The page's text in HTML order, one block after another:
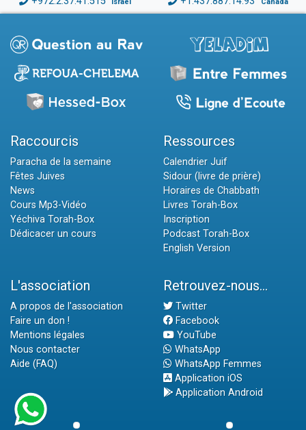
Israël Canada
Raccourcis
Paracha de la semaine
Fêtes Juives
News
Cours Mp3-Vidéo
Yéchiva Torah-Box
Dédicacer un cours
Ressources
Calendrier Juif
Sidour (livre de prière)
Horaires de Chabbath
Livres Torah-Box
Inscription
Podcast Torah-Box
English Version
L'association
A propos de l'association
Faire un don !
Mentions légales
Nous contacter
Aide (FAQ)
Retrouvez-nous...
Twitter
Facebook
YouTube
WhatsApp
WhatsApp Femmes
Application iOS
Application Android